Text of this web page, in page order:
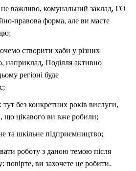
важливо, комунальний заклад, ГО
правова форма, але ви маєте
створити хаби у різних
наприклад, Поділля активно
регіоні буде
тут без конкретних років вислуги,
що цікавого ви вже робили;
та шкільне підприємництво;
роботу з даною темою після
повірте, ви захочете це робити.